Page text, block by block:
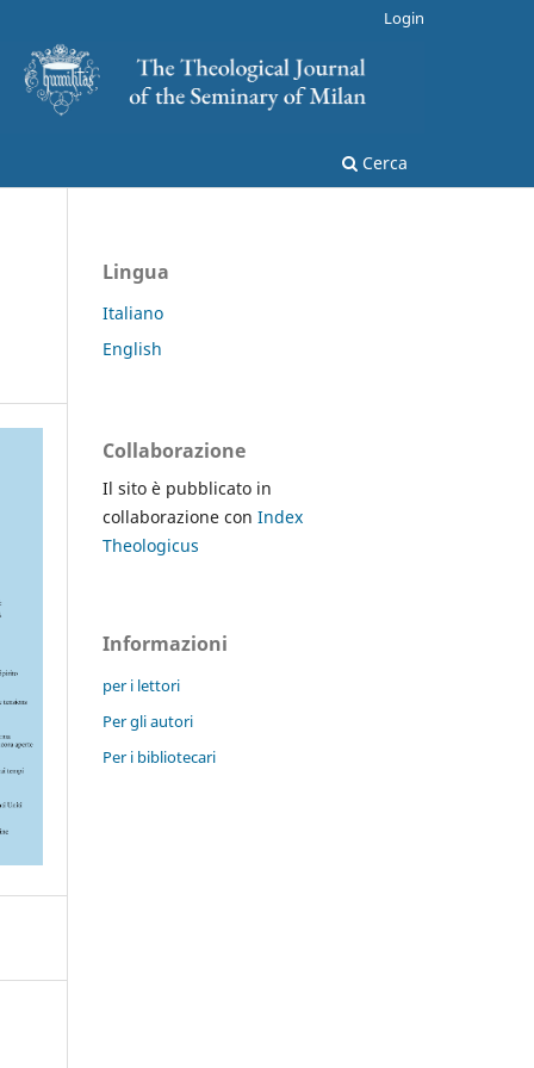
Cerca
Login
Lingua
Italiano
English
Collaborazione
Il sito è pubblicato in
collaborazione con Index
Theologicus
Informazioni
per i lettori
Per gli autori
Per i bibliotecari